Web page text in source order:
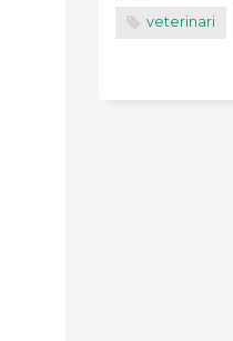
veterinari